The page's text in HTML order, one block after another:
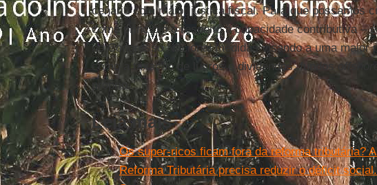
cenário com maior justiça fiscal. Para que possamos
como princípio o respeito à capacidade contributiva –
no Congresso Nacional medidas visando a uma maior
como a taxação de lucros e dividendos, fundosoffshore
próprio."
Leia mais
Os super-ricos ficam fora da reforma tributária?
Reforma Tributária precisa reduzir o déficit